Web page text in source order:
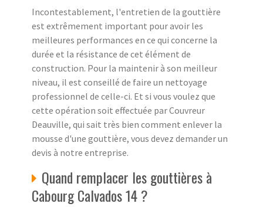
Incontestablement, l'entretien de la gouttière
est extrêmement important pour avoir les
meilleures performances en ce qui concerne la
durée et la résistance de cet élément de
construction. Pour la maintenir à son meilleur
niveau, il est conseillé de faire un nettoyage
professionnel de celle-ci. Et si vous voulez que
cette opération soit effectuée par Couvreur
Deauville, qui sait très bien comment enlever la
mousse d'une gouttière, vous devez demander un
devis à notre entreprise.
Quand remplacer les gouttières à
Cabourg Calvados 14 ?